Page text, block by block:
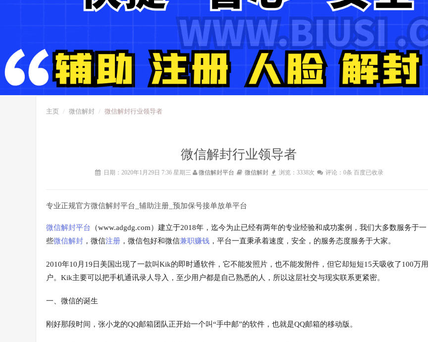
主页 微信解封 微信解封行业领导者
微信解封行业领导者
日期：2020年1月29日 7:36 星期三 微信解封平台 微信解封 浏览：3338次 评论：0条 百度已收录
专业正规官方微信解封平台_辅助注册_预加保号接单放单平台
微信解封平台 （www.adgdg.com）建立于2018年，迄今为止已经有两年的专业经验和成功案例，我们大多数服务于一
些微信解封 ，微信注册 ，微信包好和微信兼职赚钱 ，平台一直秉承着速度，安全，的服务态度服务于大家。
2010年10月19日美国出现了一款叫Kik的即时通软件，它不能发照片，也不能发附件，但它却短短15天吸收了100万用
户。Kik主要可以把手机通讯录人导入，至少用户都是自己熟悉的人，所以这层社交与现实联系更紧密。
一、微信的诞生
刚好那段时间，张小龙的QQ邮箱团队正开始一个叫“手中邮”的软件，也就是QQ邮箱的移动版。